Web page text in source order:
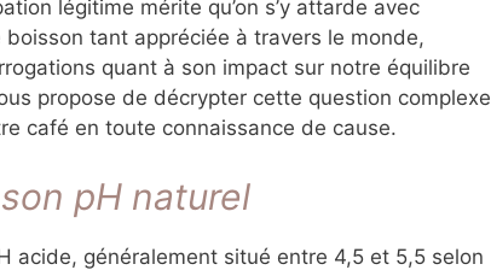
légitime mérite qu’on s’y attarde avec
tant appréciée à travers le monde,
quant à son impact sur notre équilibre
propose de décrypter cette question complexe
café en toute connaissance de cause.
pH naturel
acide, généralement situé entre 4,5 et 5,5 selon